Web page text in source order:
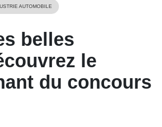
AUTOMOBILE
belles
le
du concours